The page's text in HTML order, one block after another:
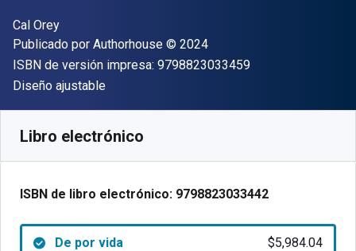
Autor(es)
Cal Orey
Editor
Publicado por Authorhouse Copyright
© 2024
ISBN de versión impresa: 9798823033459"ISBN-13
Formato
Diseño ajustable
Libro electrónico
ISBN de libro electrónico: 9798823033442
De por vida $5,984.04